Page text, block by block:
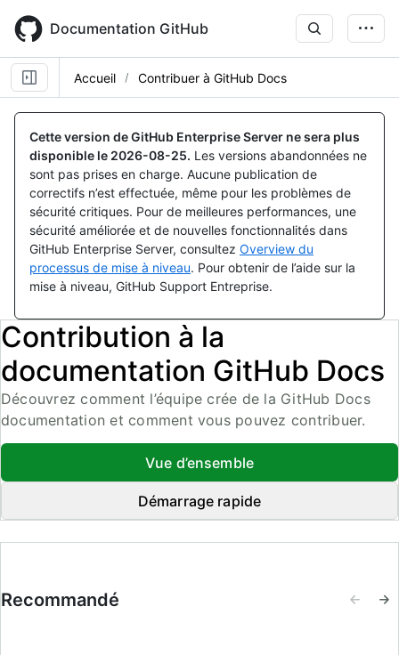
main
content
Documentation GitHub
Accueil Contribuer à GitHub Docs
Cette version de GitHub Enterprise Server ne sera plus
disponible le 2026-08-25. Les versions abandonnées ne
sont pas prises en charge. Aucune publication de
correctifs n’est effectuée, même pour les problèmes de
sécurité critiques. Pour de meilleures performances, une
sécurité améliorée et de nouvelles fonctionnalités dans
GitHub Enterprise Server, consultez Overview du
processus de mise à niveau. Pour obtenir de l’aide sur la
mise à niveau, GitHub Support Entreprise.
Contribution à la
documentation GitHub Docs
Découvrez comment l’équipe crée de la GitHub Docs
documentation et comment vous pouvez contribuer.
Vue d’ensemble
Démarrage rapide
Recommandé